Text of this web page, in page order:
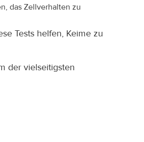
das Zellverhalten zu
Tests helfen, Keime zu
der vielseitigsten